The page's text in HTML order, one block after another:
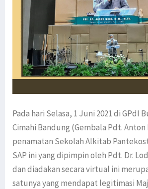
Pada hari Selasa, 1 Juni 2021 di GPdI
Cimahi Bandung (Gembala Pdt.
penamatan Sekolah Alkitab
SAP ini yang dipimpin oleh Pdt. Dr.
dan diadakan secara virtual ini
satunya yang mendapat legitimasi